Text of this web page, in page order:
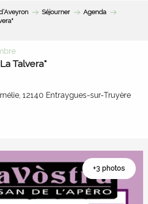
Séjourner
Agenda
Talvera"
12140 Entraygues-sur-Truyère
favoris
+3 photos